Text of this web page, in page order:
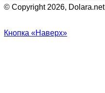
© Copyright 2026, Dolara.net
Кнопка «Наверх»